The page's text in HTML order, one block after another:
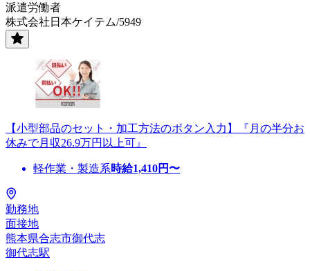
派遣労働者
株式会社日本ケイテム/5949
【小型部品のセット・加工方法のボタン入力】『月の半分お
休みで月収26.9万円以上可』
軽作業・製造系時給1,410円〜
勤務地
面接地
熊本県合志市御代志
御代志駅